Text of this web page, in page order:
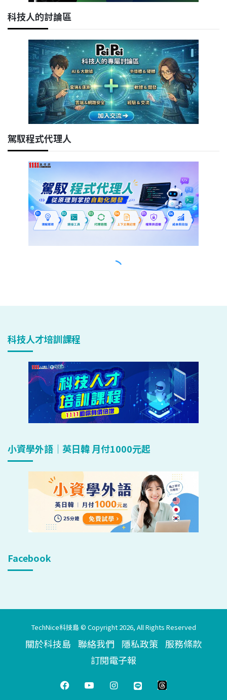
科技人才培訓課程
小資學外語｜英日韓 月付1000元起
Facebook
TechNice科技島 © Copyright 2026, All Rights Reserved
關於科技島 聯絡我們 隱私政策 服務條款
訂閱電子報